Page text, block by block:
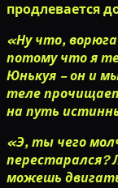
продлевается
«Ну что,
потому что я
Юнькуя – он и
теле
на путь
«Э, ты чего
перестарался?
можешь